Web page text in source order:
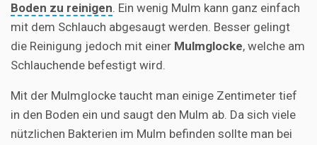
Boden zu reinigen. Ein wenig Mulm kann ganz einfach
mit dem Schlauch abgesaugt werden. Besser gelingt
die Reinigung jedoch mit einer Mulmglocke, welche am
Schlauchende befestigt wird.
Mit der Mulmglocke taucht man einige Zentimeter tief
in den Boden ein und saugt den Mulm ab. Da sich viele
nützlichen Bakterien im Mulm befinden sollte man bei